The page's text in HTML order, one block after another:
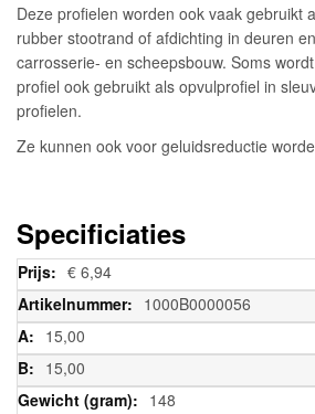
Deze profielen worden ook vaak gebruikt
rubber stootrand of afdichting in deuren
carrosserie- en scheepsbouw. Soms
profiel ook gebruikt als opvulprofiel in
profielen.
Ze kunnen ook voor geluidsreductie
Specificiaties
Meer
informatie
€ 6,94
1000B0000056
15,00
15,00
148